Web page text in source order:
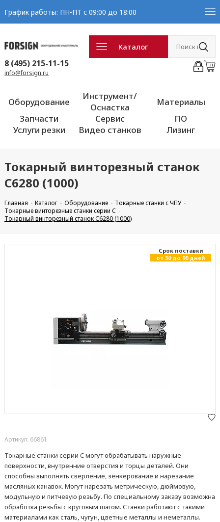
График работы: ПН-ПТ с 09:00 до 18:00
Каталог
8 (495) 215-11-15
info@forsign.ru
Оборудование
Инструмент/
Оснастка
Материалы
Запчасти
Сервис
ПО
Услуги резки
Видео станков Лизинг
Токарный винторезный станок
С6280 (1000)
Главная Каталог Оборудование
Токарные станки с ЧПУ
Токарные винторезные станки серии C
Токарный винторезный станок С6280 (1000)
Cрок поставки
от 30 до 90 дней
Артикул: 66861
Токарные станки серии C могут обрабатывать наружные
поверхности, внутренние отверстия и торцы деталей. Они
способны выполнять сверление, зенкерование и нарезание
масляных канавок. Могут нарезать метрическую, дюймовую,
модульную и питчевую резьбу. По специальному заказу возможна
обработка резьбы с круговым шагом. Станки работают с такими
материалами как сталь, чугун, цветные металлы и неметаллы.